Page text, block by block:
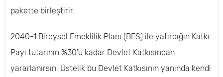
pakette birleştirir.
2040-1 Bireysel Emeklilik Planı (BES) ile yatırdığın Katkı
Payı tutarının %30'u kadar Devlet Katkısından
yararlanırsın. Üstelik bu Devlet Katkısının yanında kendi